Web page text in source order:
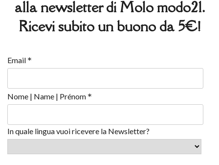
alla newsletter di Molo modo21.
Ricevi subito un buono da 5€!
Email *
Nome | Name | Prénom *
In quale lingua vuoi ricevere la Newsletter?